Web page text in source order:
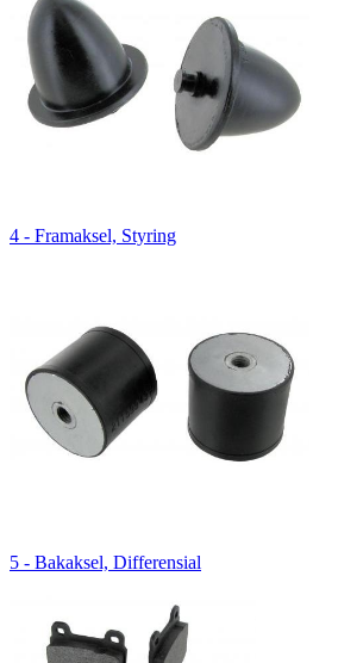
4 - Framaksel, Styring
5 - Bakaksel, Differensial